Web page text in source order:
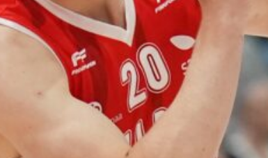
edestä
Helsinki Seagullsin kokoonpano
vahvistuu kahdella tuoreella
kasvolla. Joukkue on tehnyt
tulevan kauden mittaiset
sopimukset viime kaudella
Saksan ProA-sarjan Karlsruhe